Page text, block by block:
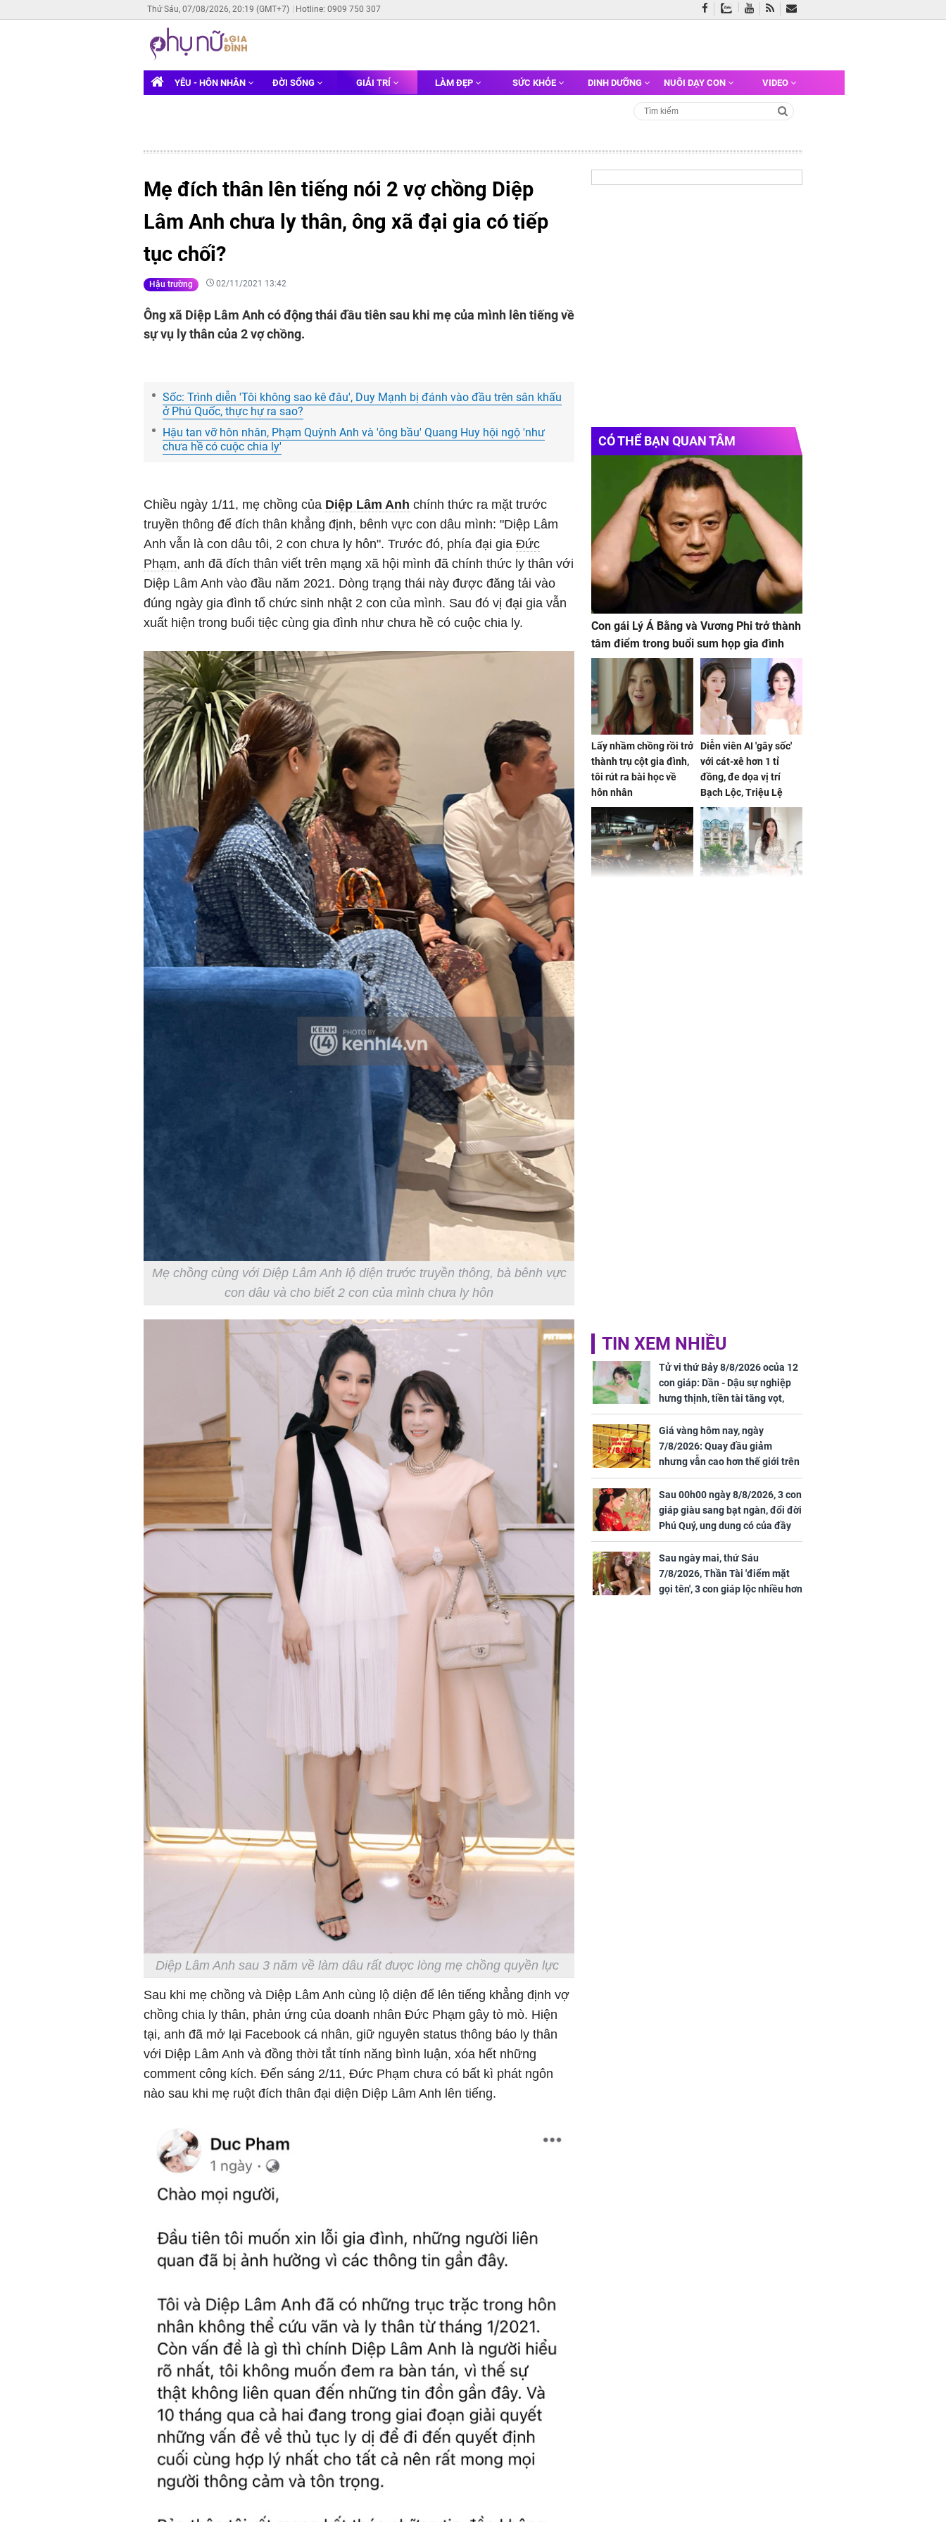
Thứ Sáu, 07/08/2026, 20:19 (GMT+7) Hotline: 0909 750 307
YÊU - HÔN NHÂN ĐỜI SỐNG GIẢI TRÍ LÀM ĐẸP SỨC KHỎE DINH DƯỠNG NUÔI DẠY CON VIDEO
Mẹ đích thân lên tiếng nói 2 vợ chồng Diệp
Lâm Anh chưa ly thân, ông xã đại gia có tiếp
tục chối?
Hậu trường 02/11/2021 13:42
Ông xã Diệp Lâm Anh có động thái đầu tiên sau khi mẹ của mình lên tiếng về
sự vụ ly thân của 2 vợ chồng.
Sốc: Trình diễn 'Tôi không sao kê đâu', Duy Mạnh bị đánh vào đầu trên sân khấu
ở Phú Quốc, thực hự ra sao?
Hậu tan vỡ hôn nhân, Phạm Quỳnh Anh và 'ông bầu' Quang Huy hội ngộ 'như
chưa hề có cuộc chia ly'
Chiều ngày 1/11, mẹ chồng của Diệp Lâm Anh chính thức ra mặt trước
truyền thông để đích thân khẳng định, bênh vực con dâu mình: "Diệp Lâm
Anh vẫn là con dâu tôi, 2 con chưa ly hôn". Trước đó, phía đại gia Đức
Phạm, anh đã đích thân viết trên mạng xã hội mình đã chính thức ly thân với
Diệp Lâm Anh vào đầu năm 2021. Dòng trạng thái này được đăng tải vào
đúng ngày gia đình tổ chức sinh nhật 2 con của mình. Sau đó vị đại gia vẫn
xuất hiện trong buổi tiệc cùng gia đình như chưa hề có cuộc chia ly.
Mẹ chồng cùng với Diệp Lâm Anh lộ diện trước truyền thông, bà bênh vực
con dâu và cho biết 2 con của mình chưa ly hôn
Diệp Lâm Anh sau 3 năm về làm dâu rất được lòng mẹ chồng quyền lực
Sau khi mẹ chồng và Diệp Lâm Anh cùng lộ diện để lên tiếng khẳng định vợ
chồng chia ly thân, phản ứng của doanh nhân Đức Phạm gây tò mò. Hiện
tại, anh đã mở lại Facebook cá nhân, giữ nguyên status thông báo ly thân
với Diệp Lâm Anh và đồng thời tắt tính năng bình luận, xóa hết những
comment công kích. Đến sáng 2/11, Đức Phạm chưa có bất kì phát ngôn
nào sau khi mẹ ruột đích thân đại diện Diệp Lâm Anh lên tiếng.
CÓ THỂ BẠN QUAN TÂM
Con gái Lý Á Bằng và Vương Phi trở thành
tâm điểm trong buổi sum họp gia đình
Lấy nhầm chồng rồi trở
thành trụ cột gia đình,
tôi rút ra bài học về
hôn nhân
Diễn viên AI 'gây sốc'
với cát-xê hơn 1 tỉ
đồng, đe dọa vị trí
Bạch Lộc, Triệu Lệ
Dĩnh
TIN XEM NHIỀU
Tử vi thứ Bảy 8/8/2026 ocủa 12
con giáp: Dần - Dậu sự nghiệp
hưng thịnh, tiền tài tăng vọt,
Mão - Thân công việc bất trắc,
tiền mất tật mang
Giá vàng hôm nay, ngày
7/8/2026: Quay đầu giảm
nhưng vẫn cao hơn thế giới trên
7 triệu đồng
Sau 00h00 ngày 8/8/2026, 3 con
giáp giàu sang bạt ngàn, đổi đời
Phú Quý, ung dung có của đầy
nhà, ngày càng hưng thịnh sung
túc
Sau ngày mai, thứ Sáu
7/8/2026, Thần Tài 'điểm mặt
gọi tên', 3 con giáp lộc nhiều hơn